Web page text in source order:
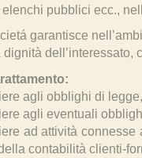
pubblici ecc.,
garantisce
dell’interessato,
agli obblighi di
agli eventuali
ad attività connesse
contabilità clienti-